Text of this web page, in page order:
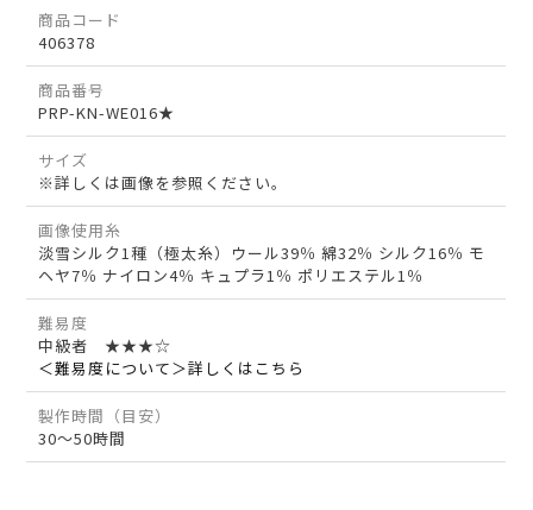
商品コード
406378
商品番号
PRP-KN-WE016★
サイズ
※詳しくは画像を参照ください。
画像使用糸
淡雪シルク1種（極太糸）ウール39％ 綿32％ シルク16％ モ
ヘヤ7％ ナイロン4％ キュプラ1％ ポリエステル1％
難易度
中級者 ★★★☆
＜難易度について＞詳しくはこちら
製作時間（目安）
30～50時間